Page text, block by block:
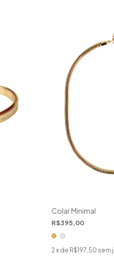
Colar Minimal
R$395,00
2 x de R$197,50 sem